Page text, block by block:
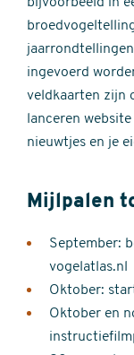
bijvoorbeeld in
ingevoerd
veldkaarten zijn
lanceren
nieuwtjes en je
Mijlpalen
September:
vogelatlas.nl
Oktober:
Oktober en